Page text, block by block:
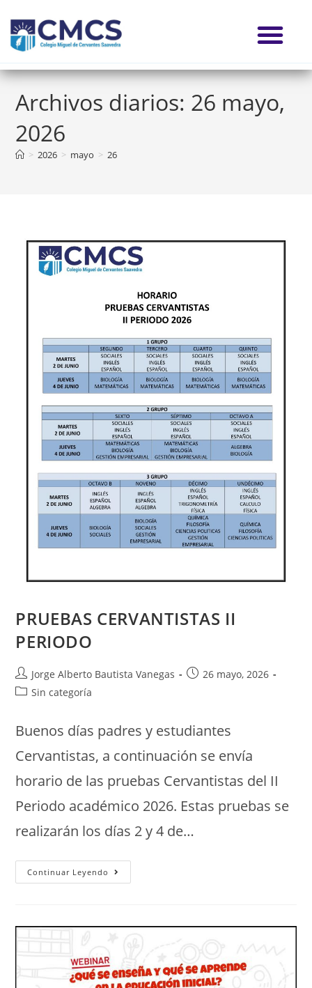
Archivos diarios: 26 mayo,
2026
> 2026 > mayo > 26
PRUEBAS CERVANTISTAS II
PERIODO
Jorge Alberto Bautista Vanegas
26 mayo, 2026
Sin categoría
Buenos días padres y estudiantes
Cervantistas, a continuación se envía
horario de las pruebas Cervantistas del II
Periodo académico 2026. Estas pruebas se
realizarán los días 2 y 4 de…
Continuar Leyendo